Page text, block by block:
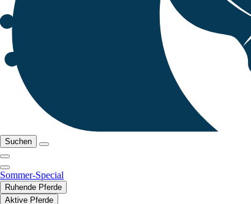
Suchen
Sommer-Special
Ruhende Pferde
Aktive Pferde